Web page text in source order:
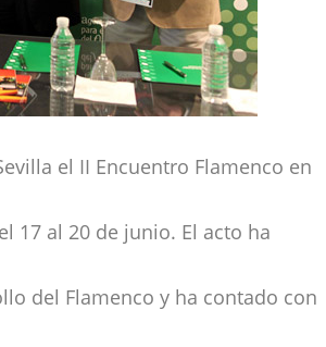
el II Encuentro Flamenco en
17 al 20 de junio. El acto ha
del Flamenco y ha contado con